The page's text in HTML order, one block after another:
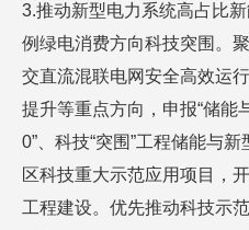
3.推动新型电力系统高占比
例绿电消费方向科技突围。
交直流混联电网安全高效运
提升等重点方向，申报“储能
0”、科技“突围”工程储能与
区科技重大示范应用项目，
工程建设。优先推动科技示